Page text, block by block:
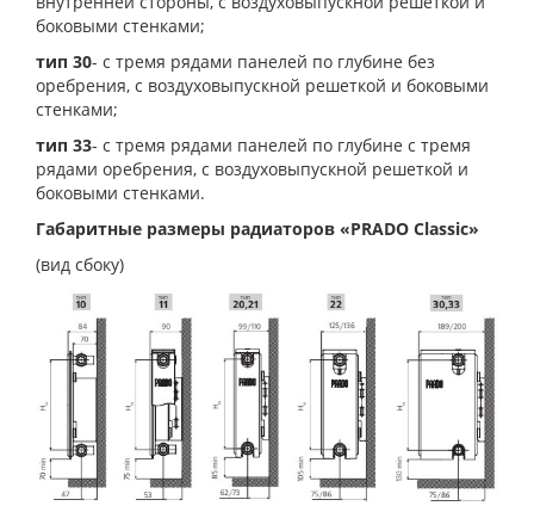
боковыми стенками;
тип 30- с тремя рядами панелей по глубине без
оребрения, с воздуховыпускной решеткой и боковыми
стенками;
тип 33- с тремя рядами панелей по глубине с тремя
рядами оребрения, с воздуховыпускной решеткой и
боковыми стенками.
Габаритные размеры радиаторов «PRADO Classic»
(вид сбоку)